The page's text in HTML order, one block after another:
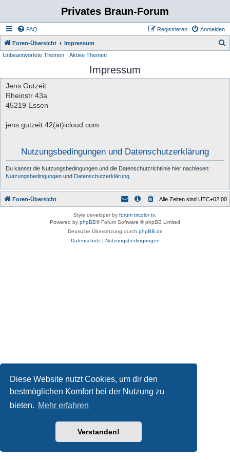
Diese Website nutzt Cookies, um dir den
bestmöglichen Komfort bei der Nutzung zu
bieten. Mehr erfahren
Verstanden!
Privates Braun-Forum
FAQ Anmelden
Registrieren
Foren-Übersicht Impressum
h
Unbeantwortete Themen Aktive Themen
Impressum
Jens Gutzeit
Rheinstr 43a
45219 Essen
jens.gutzeit.42(ät)icloud.com
Nutzungsbedingungen und Datenschutzerklärung
Du kannst die Nutzungsbedingungen und die Datenschutzrichtlinie hier nachlesen:
Nutzungsbedingungen und Datenschutzerklärung
Foren-Übersicht Alle Zeiten sind UTC+02:00
Style developer by forum tricolor tv
Powered by phpBB® Forum Software © phpBB Limited
Deutsche Übersetzung durch phpBB.de
Datenschutz| Nutzungsbedingungen